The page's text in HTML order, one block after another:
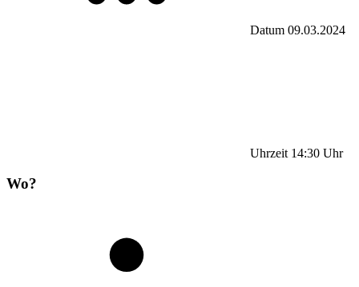
Datum 09.03.2024
Uhrzeit 14:30 Uhr
Wo?